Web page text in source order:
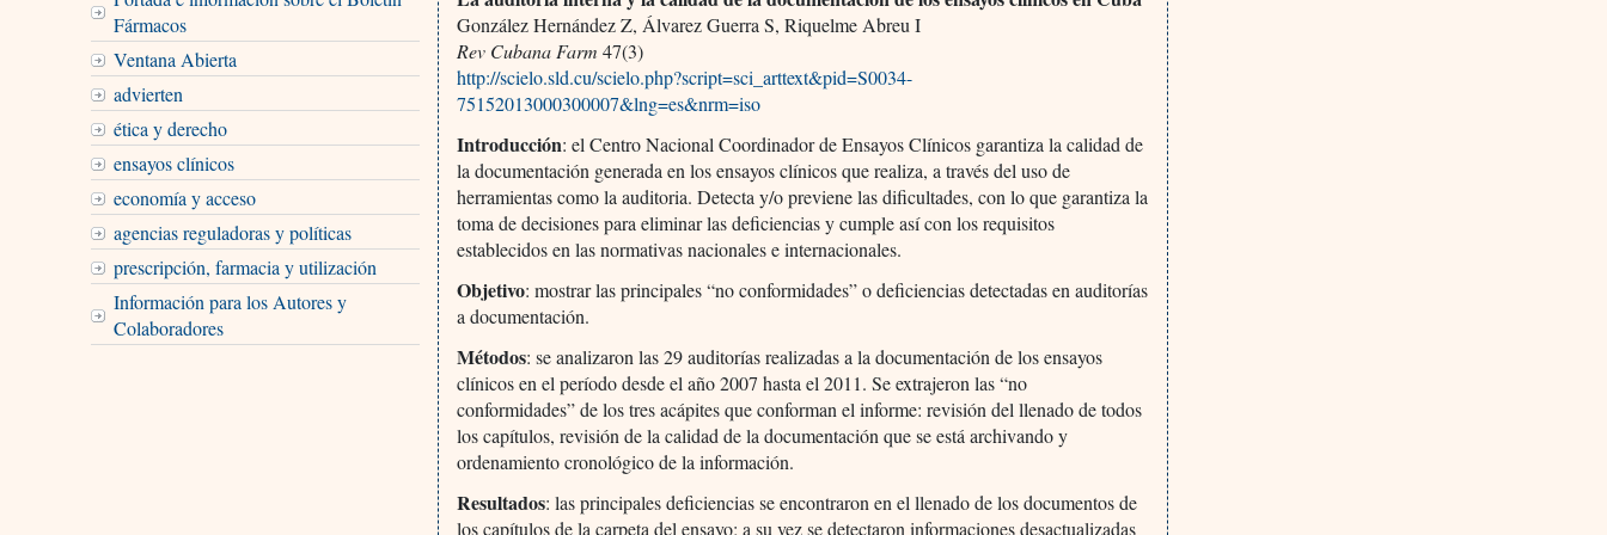
Fármacos
Ventana Abierta
advierten
ética y derecho
ensayos clínicos
economía y acceso
agencias reguladoras y políticas
prescripción, farmacia y utilización
Información para los Autores y
Colaboradores
González Hernández Z, Álvarez Guerra S, Riquelme Abreu I
Rev Cubana Farm 47(3)
http://scielo.sld.cu/scielo.php?script=sci_arttext&pid=S0034-
75152013000300007&lng=es&nrm=iso
Introducción: el Centro Nacional Coordinador de Ensayos Clínicos garantiza la calidad de
la documentación generada en los ensayos clínicos que realiza, a través del uso de
herramientas como la auditoria. Detecta y/o previene las dificultades, con lo que garantiza la
toma de decisiones para eliminar las deficiencias y cumple así con los requisitos
establecidos en las normativas nacionales e internacionales.
Objetivo: mostrar las principales “no conformidades” o deficiencias detectadas en auditorías
a documentación.
Métodos: se analizaron las 29 auditorías realizadas a la documentación de los ensayos
clínicos en el período desde el año 2007 hasta el 2011. Se extrajeron las “no
conformidades” de los tres acápites que conforman el informe: revisión del llenado de todos
los capítulos, revisión de la calidad de la documentación que se está archivando y
ordenamiento cronológico de la información.
Resultados: las principales deficiencias se encontraron en el llenado de los documentos de
los capítulos de la carpeta del ensayo; a su vez se detectaron informaciones desactualizadas